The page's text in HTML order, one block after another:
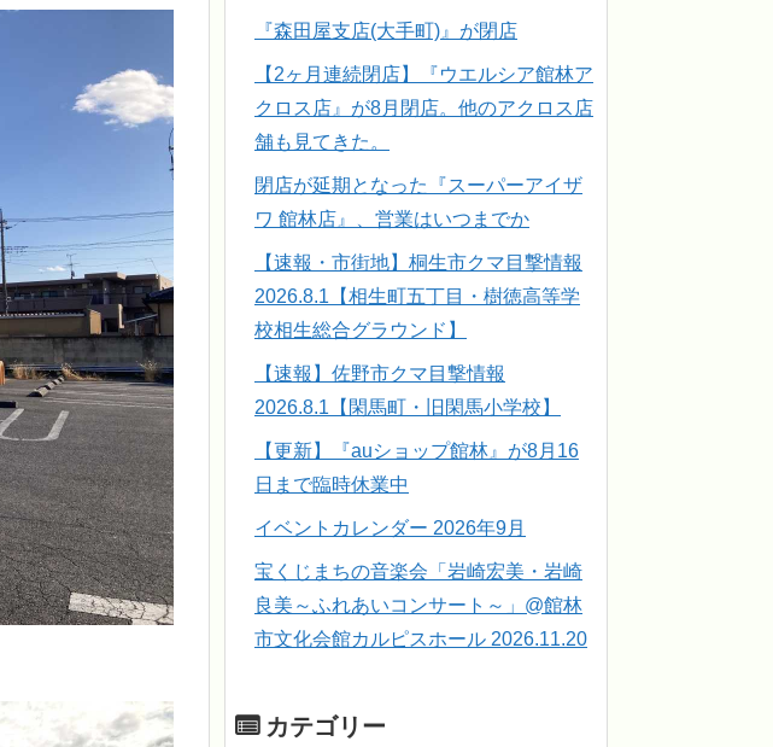
『森田屋支店(大手町)』が閉店
【2ヶ月連続閉店】『ウエルシア館林ア
クロス店』が8月閉店。他のアクロス店
舗も見てきた。
閉店が延期となった『スーパーアイザ
ワ 館林店』、営業はいつまでか
【速報・市街地】桐生市クマ目撃情報
2026.8.1【相生町五丁目・樹徳高等学
校相生総合グラウンド】
【速報】佐野市クマ目撃情報
2026.8.1【閑馬町・旧閑馬小学校】
【更新】『auショップ館林』が8月16
日まで臨時休業中
イベントカレンダー 2026年9月
宝くじまちの音楽会「岩崎宏美・岩崎
良美～ふれあいコンサート～」@館林
市文化会館カルピスホール 2026.11.20
カテゴリー